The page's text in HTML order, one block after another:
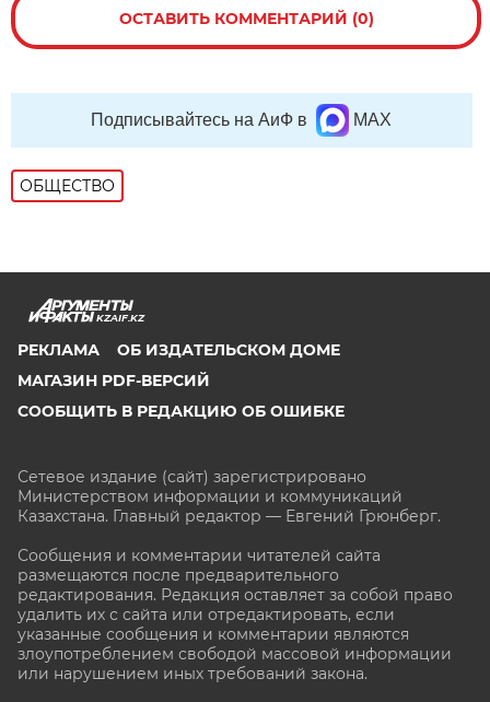
ОСТАВИТЬ КОММЕНТАРИЙ (0)
Подписывайтесь на АиФ в MAX
ОБЩЕСТВО
KZAIF.KZ
РЕКЛАМА
ОБ ИЗДАТЕЛЬСКОМ ДОМЕ
МАГАЗИН PDF-ВЕРСИЙ
СООБЩИТЬ В РЕДАКЦИЮ ОБ ОШИБКЕ
Сетевое издание (сайт) зарегистрировано
Министерством информации и коммуникаций
Казахстана. Главный редактор — Евгений Грюнберг.
Сообщения и комментарии читателей сайта
размещаются после предварительного
редактирования. Редакция оставляет за собой право
удалить их с сайта или отредактировать, если
указанные сообщения и комментарии являются
злоупотреблением свободой массовой информации
или нарушением иных требований закона.